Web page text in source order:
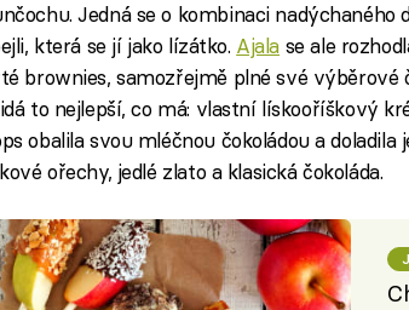
Jedná se o kombinaci
která se jí jako lízátko. Ajala se ale
brownies, samozřejmě plné své výběrové
to nejlepší, co má: vlastní lískooříškový
obalila svou mléčnou čokoládou a
ořechy, jedlé zlato a klasická čokoláda.